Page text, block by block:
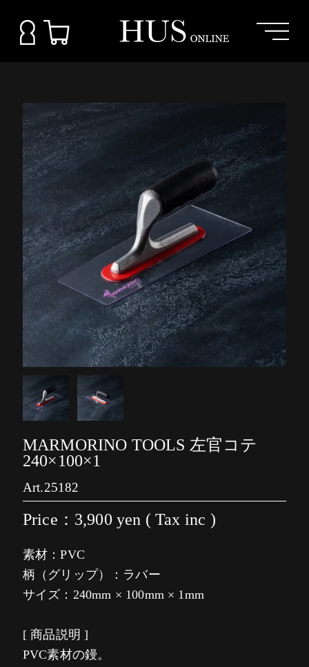
MARMORINO TOOLS 左官コテ
240×100×1
Art.25182
Price：3,900yen ( Tax inc )
素材：PVC
柄（グリップ）：ラバー
サイズ：240mm × 100mm × 1mm
[ 商品説明 ]
PVC素材の鏝。